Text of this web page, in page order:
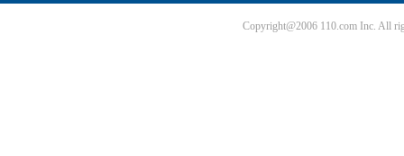
Copyright@2006 110.com Inc. All